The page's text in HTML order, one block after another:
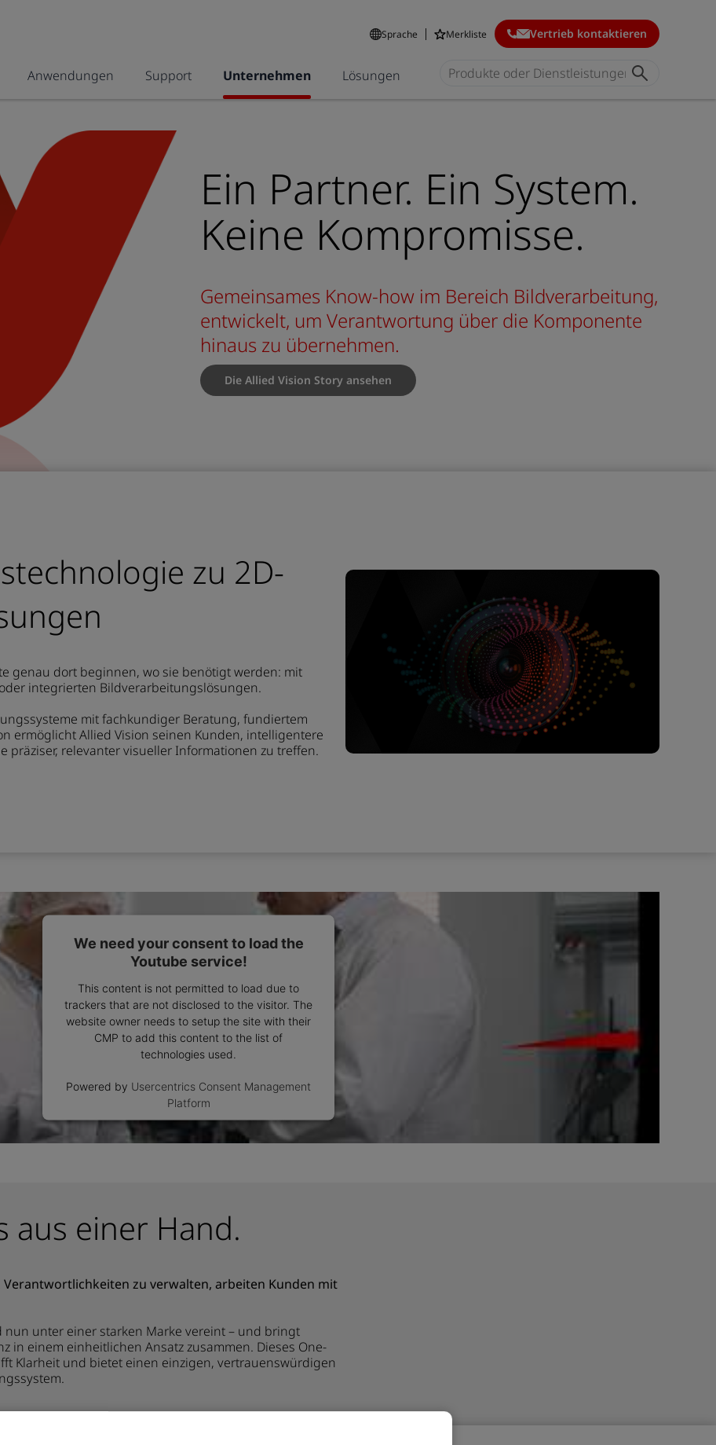
Sprache Merkliste Vertrieb kontaktieren
Anwendungen Support Unternehmen Lösungen
Ein Partner. Ein System.
Keine Kompromisse.
Gemeinsames Know-how im Bereich Bildverarbeitung,
entwickelt, um Verantwortung über die Komponente
hinaus zu übernehmen.
Die Allied Vision Story ansehen
zu 2D-
genau dort beginnen, wo sie benötigt werden: mit
integrierten Bildverarbeitungslösungen.
mit fachkundiger Beratung, fundiertem
ermöglicht Allied Vision seinen Kunden, intelligentere
relevanter visueller Informationen zu treffen.
We need your consent to load the
Youtube service!
This content is not permitted to load due to
trackers that are not disclosed to the visitor. The
website owner needs to setup the site with their
CMP to add this content to the list of
technologies used.
Powered by Usercentrics Consent Management
Platform
aus einer Hand.
zu verwalten, arbeiten Kunden mit
unter einer starken Marke vereint – und bringt
in einem einheitlichen Ansatz zusammen. Dieses One-
Klarheit und bietet einen einzigen, vertrauenswürdigen